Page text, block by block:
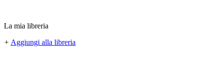
La mia libreria
+ Aggiungi alla libreria